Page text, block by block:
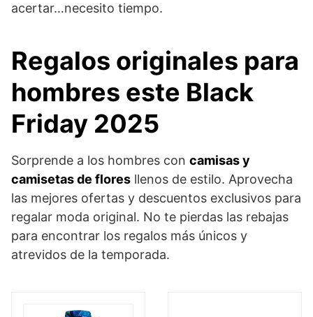
acertar…necesito tiempo.
Regalos originales para
hombres este Black
Friday 2025
Sorprende a los hombres con camisas y
camisetas de flores llenos de estilo. Aprovecha
las mejores ofertas y descuentos exclusivos para
regalar moda original. No te pierdas las rebajas
para encontrar los regalos más únicos y
atrevidos de la temporada.